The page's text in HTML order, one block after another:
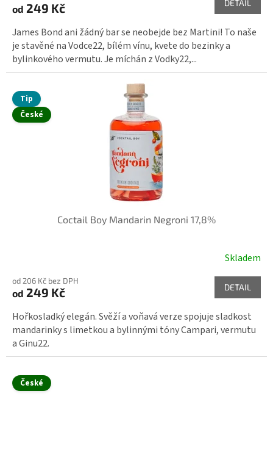
od 249 Kč DETAIL
James Bond ani žádný bar se neobejde bez Martini! To naše
je stavěné na Vodce22, bílém vínu, kvete do bezinky a
bylinkového vermutu. Je míchán z Vodky22,...
Tip
České
Coctail Boy Mandarin Negroni 17,8%
Skladem
od 206 Kč bez DPH
od 249 Kč DETAIL
Hořkosladký elegán. Svěží a voňavá verze spojuje sladkost
mandarinky s limetkou a bylinnými tóny Campari, vermutu
a Ginu22.
České